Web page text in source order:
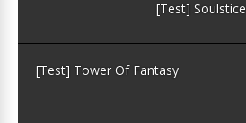
[Test] Soulstice
[Test] Tower Of Fantasy